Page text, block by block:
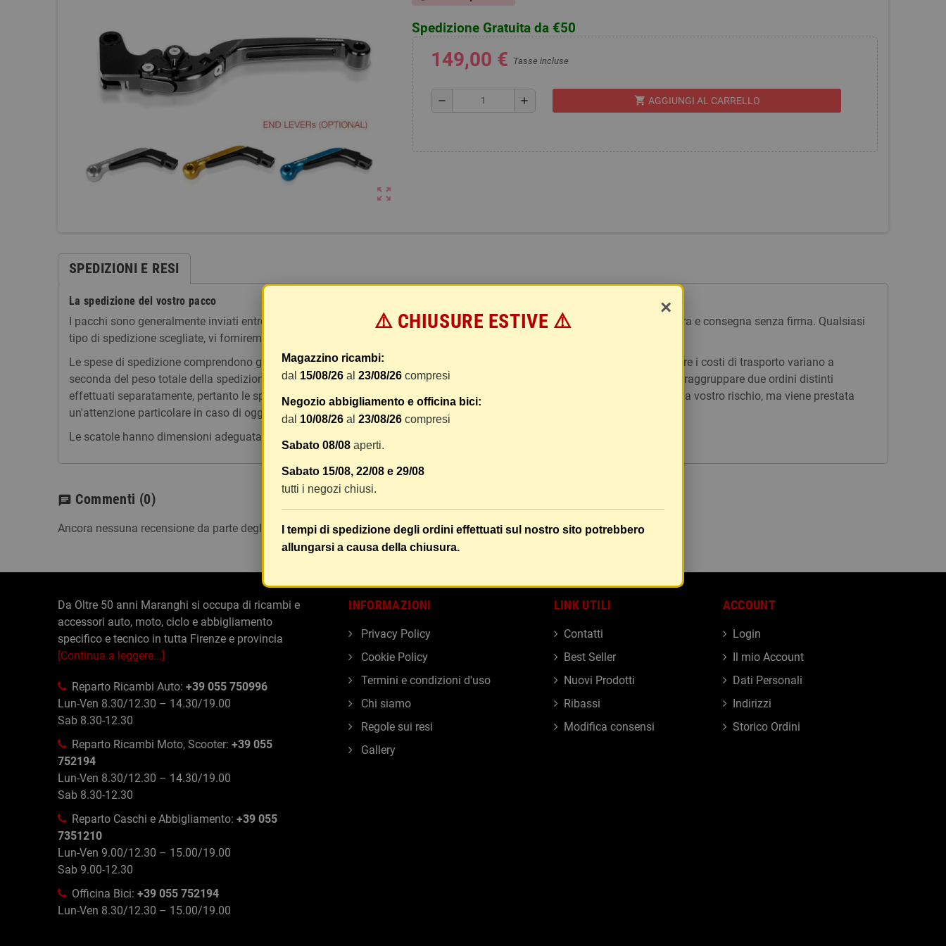
zoom_out_map
Spedizione Gratuita da €50
149,00 € Tasse incluse
remove add shopping_cart AGGIUNGI AL CARRELLO
SPEDIZIONI E RESI
La spedizione del vostro pacco
I pacchi sono generalmente inviati entro 2 giorni dal ricevimento del pagamento e vengono spediti tramite BRT con tracciatura e consegna senza firma. Qualsiasi
tipo di spedizione scegliate, vi forniremo un link per tracciare il vostro pacco online.
Le spese di spedizione comprendono gli oneri di gestione e imballaggio e le spese postali. I costi di gestione sono fissi, mentre i costi di trasporto variano a
seconda del peso totale della spedizione. Vi consigliamo di raggruppare i vostri articoli in un unico ordine. Non ci è possibile raggruppare due ordini distinti
effettuati separatamente, pertanto le spese di spedizione saranno addebitate per ognuno di essi. Il vostro pacco sarà inviato a vostro rischio, ma viene prestata
un'attenzione particolare in caso di oggetti fragili.
Le scatole hanno dimensioni adeguatamente ampie e i vostri articoli son ben protetti.
chat Commenti (0)
Ancora nessuna recensione da parte degli utenti.
×
⚠️ CHIUSURE ESTIVE ⚠️
Magazzino ricambi:
dal 15/08/26 al 23/08/26 compresi
Negozio abbigliamento e officina bici:
dal 10/08/26 al 23/08/26 compresi
Sabato 08/08 aperti.
Sabato 15/08, 22/08 e 29/08
tutti i negozi chiusi.
I tempi di spedizione degli ordini effettuati sul nostro sito potrebbero
allungarsi a causa della chiusura.
Da Oltre 50 anni Maranghi si occupa di ricambi e
accessori auto, moto, ciclo e abbigliamento
specifico e tecnico in tutta Firenze e provincia
[Continua a leggere...]
Reparto Ricambi Auto: +39 055 750996
Lun-Ven 8.30/12.30 – 14.30/19.00
Sab 8.30-12.30
Reparto Ricambi Moto, Scooter: +39 055
752194
Lun-Ven 8.30/12.30 – 14.30/19.00
Sab 8.30-12.30
Reparto Caschi e Abbigliamento: +39 055
7351210
Lun-Ven 9.00/12.30 – 15.00/19.00
Sab 9.00-12.30
Officina Bici: +39 055 752194
Lun-Ven 8.30/12.30 – 15.00/19.00
LINK UTILI
Contatti
Best Seller
Nuovi Prodotti
Ribassi
Modifica consensi
ACCOUNT
Login
Il mio Account
Dati Personali
Indirizzi
Storico Ordini
INFORMAZIONI
Privacy Policy
Cookie Policy
Termini e condizioni d'uso
Chi siamo
Regole sui resi
Gallery